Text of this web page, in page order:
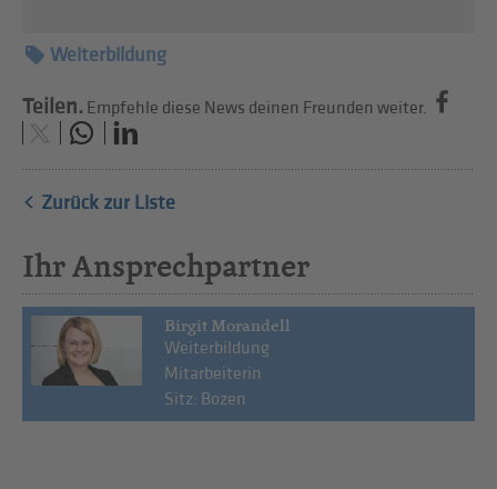
Weiterbildung
Teilen. Empfehle diese News deinen Freunden weiter.
Zurück zur Liste
Ihr Ansprechpartner
Birgit Morandell
Weiterbildung
Mitarbeiterin
Sitz: Bozen